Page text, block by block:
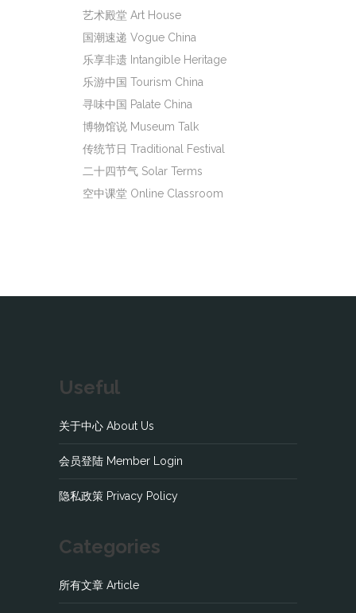
艺术殿堂 Art House
国潮速递 Vogue China
乐享非遗 Intangible Heritage
乐游中国 Tourism China
寻味中国 Palate China
博物馆说 Museum Talk
传统节日 Traditional Festival
二十四节气 Solar Terms
空中课堂 Online Classroom
Useful
关于中心 About Us
会员登陆 Member Login
隐私政策 Privacy Policy
Categories
所有文章 Article